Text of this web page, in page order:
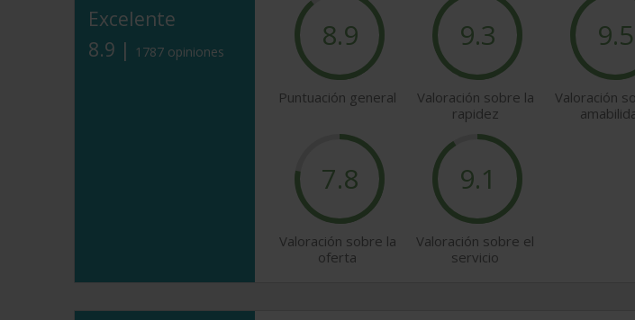
Excelente
8.9 |
1787 opiniones 8.9
Puntuación general
9.3
Valoración sobre la
rapidez
9.5
Valoración
7.8
Valoración sobre la
oferta
9.1
Valoración sobre el
servicio